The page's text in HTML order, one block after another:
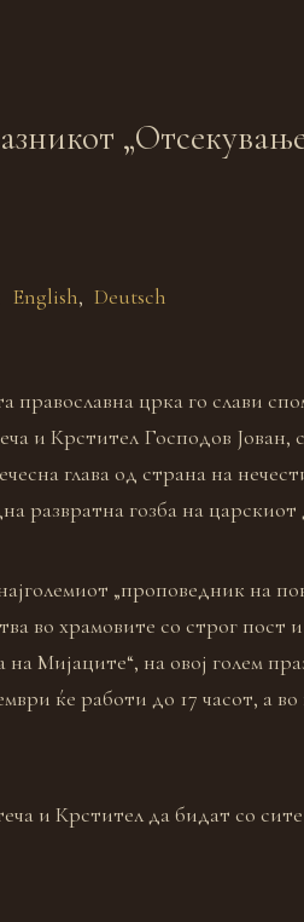
English Deutsch
црка го слави
и Крстител Господов Јован,
глава од страна на
развратна гозба на царскиот
„проповедник на
во храмовите со строг пост
на Мијаците“, на овој голем
ќе работи до 17 часот, а
и Крстител да бидат со